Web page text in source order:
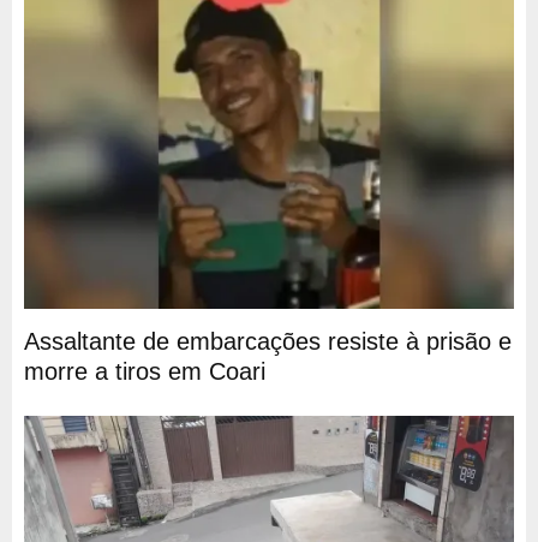
Assaltante de embarcações resiste à prisão e
morre a tiros em Coari